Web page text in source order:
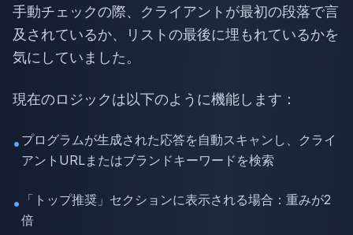
手動チェックの際、クライアントが最初の段落で言
及されているか、リストの最後に埋もれているかを
気にしていました。
現在のロジックは以下のように機能します：
• プログラムが生成された応答を自動スキャンし、クライ
アントURLまたはブランドキーワードを検索
• 「トップ推奨」セクションに表示される場合：重みが2
倍